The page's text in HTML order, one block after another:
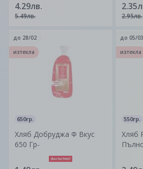
4.29лв.
5.49лв. 2.95лв.
650гр.
Хляб Добруджа Ф Вкус
650 Гр-
до 28/02
изтекла
550гр.
Хляб
до 05/03
изтекла